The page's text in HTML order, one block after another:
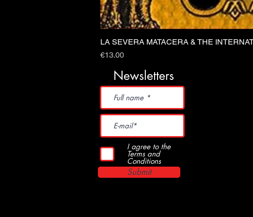
LA SEVERA MATACERA & THE
Price
€13.00
Newsletters
I agree to the
Terms and
Conditions
Submit